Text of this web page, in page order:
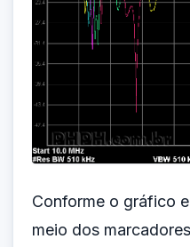
Conforme o gráfico
meio dos